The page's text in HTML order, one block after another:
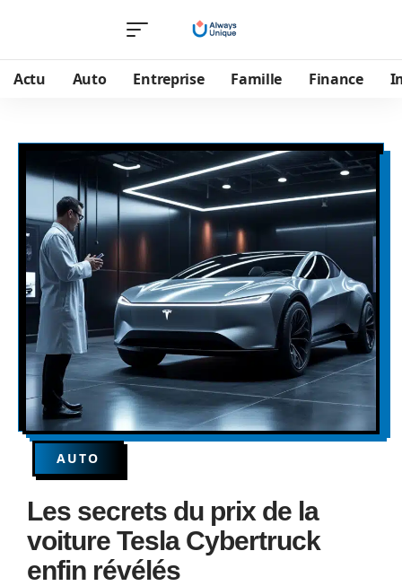
Actu Auto Entreprise Famille Finance
AUTO
Les secrets du prix de la
voiture Tesla Cybertruck
enfin révélés